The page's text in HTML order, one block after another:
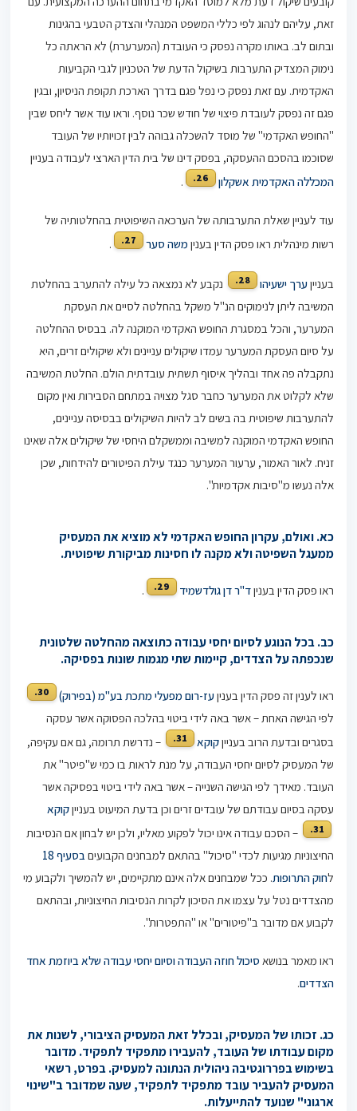
זאת, עליהם לנהוג לפי כללי המשפט המנהלי והצדק הטבעי בהגינות
ובתום לב. באותו מקרה נפסק כי העובדת (המערערת) לא הראתה כל
נימוק המצדיק התערבות בשיקול הדעת של הטכניון לגבי הקביעות
האקדמית. עם זאת נפסק כי נפל פגם בדרך הארכת תקופת הניסיון, ובגין
פגם זה נפסק לעובדת פיצוי של חודש שכר נוסף. וראו עוד אשר ליחס שבין
"החופש האקדמי" של מוסד להשכלה גבוהה לבין זכויותיו של העובד
שסוכמו בהסכם ההעסקה, בפסק דינו של בית הדין הארצי לעבודה בעניין
המכללה האקדמית אשקלון
26.
.
עוד לעניין שאלת התערבותה של הערכאה השיפוטית בהחלטותיה של
רשות מינהלית ראו פסק הדין בענין משה סער 27.
.
בענייןערך ישעיהו 28.
נקבע לא נמצאה כל עילה להתערב בהחלטת
המשיבה ליתן לנימוקים הנ"ל משקל בהחלטה לסיים את העסקת
המערער, והכל במסגרת החופש האקדמי המוקנה לה. בבסיס ההחלטה
על סיום העסקת המערער עמדו שיקולים עניינים ולא שיקולים זרים, היא
נתקבלה פה אחד ובהליך איסוף תשתית עובדתית הולם. החלטת המשיבה
שלא לקלוט את המערער כחבר סגל מצויה במתחם הסבירות ואין מקום
להתערבות שיפוטית בה בשים לב להיות השיקולים בבסיסה עניינים,
החופש האקדמי המוקנה למשיבה וממשקלם היחסי של שיקולים אלה שאינו
זניח. לאור האמור, ערעור המערער כנגד עילת הפיטורים להידחות, שכן
אלה נעשו מ"סיבות אקדמיות".
כא. ואולם, עקרון החופש האקדמי לא מוציא את המעסיק
ממעגל השפיטה ולא מקנה לו חסינות מביקורת שיפוטית.
ראו פסק הדין בעניןד"ר דן גולדשמיד 29.
.
כב. בכל הנוגע לסיום יחסי עבודה כתוצאה מהחלטה שלטונית
שנכפתה על הצדדים, קיימות שתי מגמות שונות בפסיקה.
ראו לענין זה פסק הדין בעניןעז-רום מפעלי מתכת בע"מ (בפירוק) 30.
לפי הגישה האחת – אשר באה לידי ביטוי בהלכה הפסוקה אשר עסקה
בסגרים ובדעת הרוב בענייןקוקא 31.
– נדרשת תרומה, גם אם עקיפה,
של המעסיק לסיום יחסי העבודה, על מנת לראות בו כמי ש"פיטר" את
העובד. מאידך לפי הגישה השנייה – אשר באה לידי ביטוי בפסיקה אשר
עסקה בסיום עבודתם של עובדים זרים וכן בדעת המיעוט בענייןקוקא
31.
– הסכם עבודה אינו יכול לפקוע מאליו, ולכן יש לבחון אם הנסיבות
החיצוניות מגיעות לכדי "סיכול" בהתאם למבחנים הקבועיםבסעיף 18
לחוק התרופות. ככל שמבחנים אלה אינם מתקיימים, יש להמשיך ולקבוע מי
מהצדדים נטל על עצמו את הסיכון לקרות הנסיבות החיצוניות, ובהתאם
לקבוע אם מדובר ב"פיטורים" או "התפטרות".
ראו מאמר בנושא סיכול חוזה העבודה וסיום יחסי עבודה שלא ביוזמת אחד
הצדדים.
כג. זכותו של המעסיק, ובכלל זאת המעסיק הציבורי, לשנות את
מקום עבודתו של העובד, להעבירו מתפקיד לתפקיד. מדובר
בשימוש בפררוגטיבה ניהולית הנתונה למעסיק. בפרט, רשאי
המעסיק להעביר עובד מתפקיד לתפקיד, שעה שמדובר ב"שינוי
ארגוני" שנועד להתייעלות.